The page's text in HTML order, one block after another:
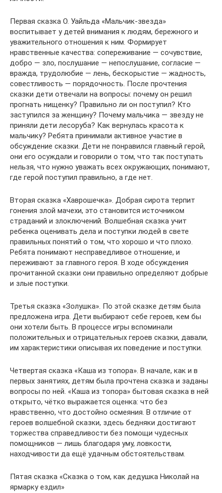
Первая сказка О. Уайльда «Мальчик-звезда»
воспитывает у детей внимания к людям, бережного и
уважительного отношения к ним. Формирует
нравственные качества: сопереживание — сочувствие,
добро — зло, послушание — непослушание, согласие —
вражда, трудолюбие — лень, бескорыстие — жадность,
совестливость — порядочность. После прочтения
сказки дети отвечали на вопросы: почему он решил
прогнать нищенку? Правильно ли он поступил? Кто
заступился за женщину? Почему мальчика — звезду не
приняли дети лесоруба? Как вернулась красота к
мальчику? Ребята принимали активное участие в
обсуждение сказки. Дети не понравился главный герой,
они его осуждали и говорили о том, что так поступать
нельзя, что нужно уважать всех окружающих, понимают,
где герой поступил правильно, а где нет.
Вторая сказка «Хаврошечка». Добрая сирота терпит
гонения злой мачехи, это становится источником
страданий и злоключений. Волшебная сказка учит
ребенка оценивать дела и поступки людей в свете
правильных понятий о том, что хорошо и что плохо.
Ребята понимают несправедливое отношение, и
переживают за главного героя. В ходе обсуждения
прочитанной сказки они правильно определяют добрые
и злые поступки.
Третья сказка «Золушка». По этой сказке детям была
предложена игра. Дети выбирают себе героев, кем бы
они хотели быть. В процессе игры вспоминали
положительных и отрицательных героев сказки, давали,
им характеристики описывая их поведение и поступки.
Четвертая сказка «Каша из топора». В начале, как и в
первых занятиях, детям была прочтена сказка и заданы
вопросы по ней. «Каша из топора» бытовая сказка в ней
открыто, чётко выражается оценка: что без
нравственно, что достойно осмеяния. В отличие от
героев волшебной сказки, здесь бедняки достигают
торжества справедливости без помощи чудесных
помощников — лишь благодаря уму, ловкости,
находчивости да ещё удачным обстоятельствам.
Пятая сказка «Сказка о том, как дедушка Николай на
ярмарку ездил»